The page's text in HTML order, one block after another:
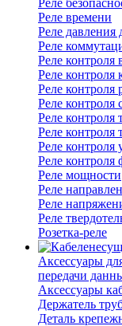
Реле
Реле времени
Реле давления
Реле
Реле контроля
Реле
Реле контроля
Реле контроля
Реле контроля
Реле контроля
Реле контроля
Реле контроля
Реле мощности
Реле
Реле
Реле
Розетка-реле
Аксессуары
передачи
Аксессуары
Держатель
Деталь